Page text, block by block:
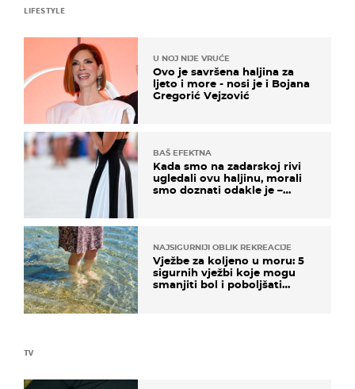
TV
LIFESTYLE
U NOJ NIJE VRUĆE
Ovo je savršena haljina za
ljeto i more - nosi je i Bojana
Gregorić Vejzović
BAŠ EFEKTNA
Kada smo na zadarskoj rivi
ugledali ovu haljinu, morali
smo doznati odakle je –
NAJSIGURNIJI OBLIK REKREACIJE
Vježbe za koljeno u moru: 5
sigurnih vježbi koje mogu
smanjiti bol i poboljšati